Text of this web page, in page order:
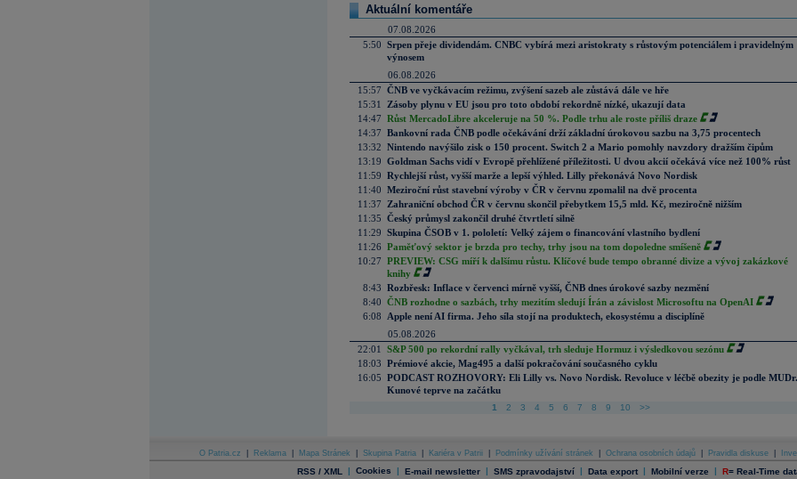
Aktuální komentáře
07.08.2026
5:50 Srpen přeje dividendám. CNBC vybírá mezi aristokraty s růstovým potenciálem i pravidelným
výnosem
06.08.2026
15:57 ČNB ve vyčkávacím režimu, zvýšení sazeb ale zůstává dále ve hře
15:31
Zásoby plynu v EU jsou pro toto období rekordně nízké, ukazují data
14:47 Růst MercadoLibre akceleruje na 50 %. Podle trhu ale roste příliš draze
14:37 Bankovní rada ČNB podle očekávání drží základní úrokovou sazbu na 3,75 procentech
13:32 Nintendo navýšilo zisk o 150 procent. Switch 2 a Mario pomohly navzdory dražším čipům
13:19 Goldman Sachs vidí v Evropě přehlížené příležitosti. U dvou akcií očekává více než 100% růst
11:59 Rychlejší růst, vyšší marže a lepší výhled. Lilly překonává Novo Nordisk
11:40 Meziroční růst stavební výroby v ČR v červnu zpomalil na dvě procenta
11:37
Zahraniční obchod ČR v červnu skončil přebytkem 15,5 mld. Kč, meziročně nižším
11:35 Český průmysl zakončil druhé čtvrtletí silně
11:29 Skupina ČSOB v 1. pololetí: Velký zájem o financování vlastního bydlení
11:26 Paměťový sektor je brzda pro techy, trhy jsou na tom dopoledne smíšeně
10:27 PREVIEW: CSG míří k dalšímu růstu. Klíčové bude tempo obranné divize a vývoj zakázkové
knihy
8:43 Rozbřesk: Inflace v červenci mírně vyšší, ČNB dnes úrokové sazby nezmění
8:40 ČNB rozhodne o sazbách, trhy mezitím sledují Írán a závislost Microsoftu na OpenAI
6:08
Apple není AI firma. Jeho síla stojí na produktech, ekosystému a disciplíně
05.08.2026
22:01
S&P 500 po rekordní rally vyčkával, trh sleduje Hormuz i výsledkovou sezónu
18:03 Prémiové akcie, Mag495 a další pokračování současného cyklu
16:05 PODCAST ROZHOVORY: Eli Lilly vs. Novo Nordisk. Revoluce v léčbě obezity je podle MUDr.
Kunové teprve na začátku
1 2 3 4 5 6 7 8 9 10 >>
O Patria.cz Reklama Mapa Stránek Skupina Patria Kariéra v Patrii Podmínky užívání stránek Ochrana osobních údajů Pravidla diskuse
RSS / XML | Cookies | E-mail newsletter | SMS zpravodajství | Data export | Mobilní verze | R= Real-Time